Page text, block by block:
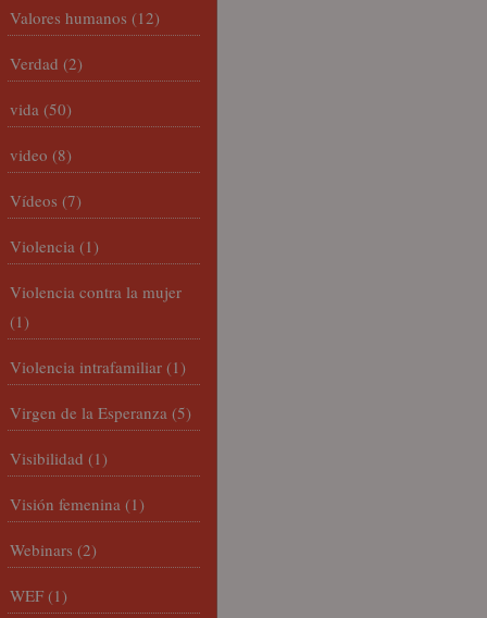
Valores humanos (12)
Verdad (2)
vida (50)
video (8)
Vídeos (7)
Violencia (1)
Violencia contra la mujer
(1)
Violencia intrafamiliar (1)
Virgen de la Esperanza (5)
Visibilidad (1)
Visión femenina (1)
Webinars (2)
WEF (1)